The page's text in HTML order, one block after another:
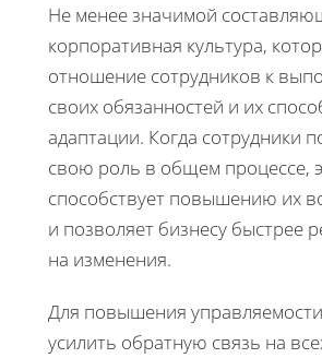
Не менее значимой
корпоративная культура,
отношение сотрудников к
своих обязанностей и их
адаптации. Когда сотрудники
свою роль в общем процессе,
способствует повышению их
и позволяет бизнесу быстрее
на изменения.
Для повышения
усилить обратную связь на